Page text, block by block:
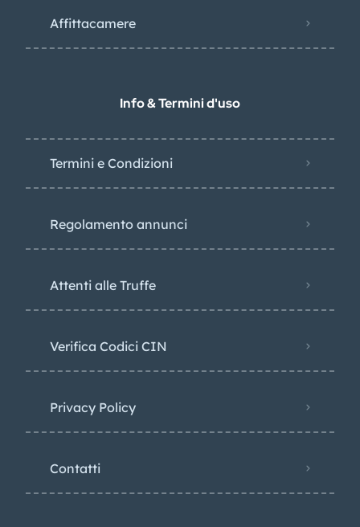
Affittacamere
Info & Termini d'uso
Termini e Condizioni
Regolamento annunci
Attenti alle Truffe
Verifica Codici CIN
Privacy Policy​
Contatti